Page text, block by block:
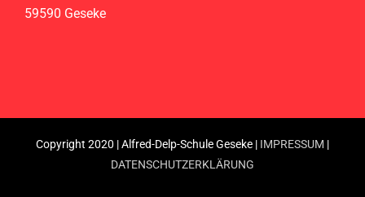
59590 Geseke
Copyright 2020 | Alfred-Delp-Schule Geseke | IMPRESSUM |
DATENSCHUTZERKLÄRUNG